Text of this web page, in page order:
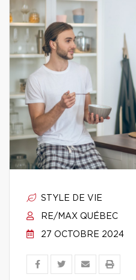
STYLE DE VIE
RE/MAX QUÉBEC
27 OCTOBRE 2024